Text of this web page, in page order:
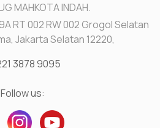
MAHKOTA INDAH.
RT 002 RW 002 Grogol Selatan
Jakarta Selatan 12220,
3878 9095
Follow us: